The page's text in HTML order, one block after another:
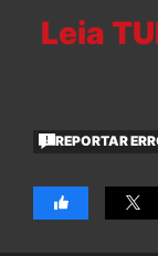
Leia
REPORTAR